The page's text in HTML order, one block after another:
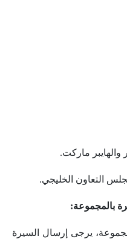
ماركت.
التعاون الخليجي.
بالمجموعة:
يرجى إرسال السيرة